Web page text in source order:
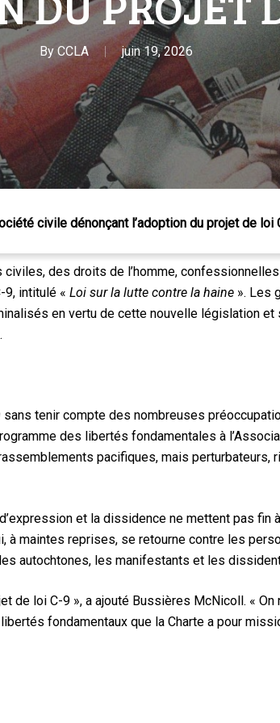
fermer
By CCLA juin 19, 2026
civile dénonçant l’adoption du projet de loi
des droits de l’homme,
9, intitulé «Loi sur la lutte contre la haine ». Les
en vertu de cette nouvelle législation et
tenir compte des nombreuses
des libertés fondamentales à
pacifiques, mais perturbateurs,
et la dissidence ne mettent pas fin
à maintes reprises, se retourne contre les
autochtones, les manifestants et les
de loi C-9 », a ajouté Bussières McNicoll. «
fondamentaux que la Charte a pour